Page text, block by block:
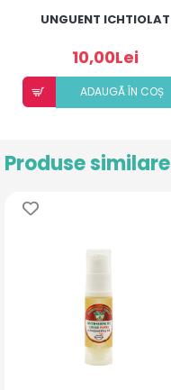
UNGUENT ICHTIOLAT
10,00Lei
ADAUGÃ ÎN COȘ
Produse similare